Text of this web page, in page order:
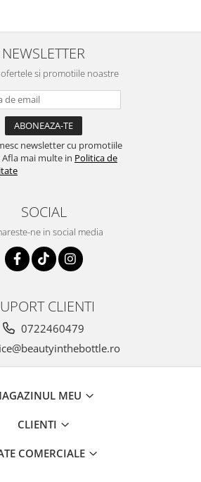
NEWSLETTER
si promotiile noastre
newsletter cu promotiile
mai multe in Politica de
SOCIAL
ne in social media
CLIENTI
0722460479
MEU
CLIENTI
COMERCIALE